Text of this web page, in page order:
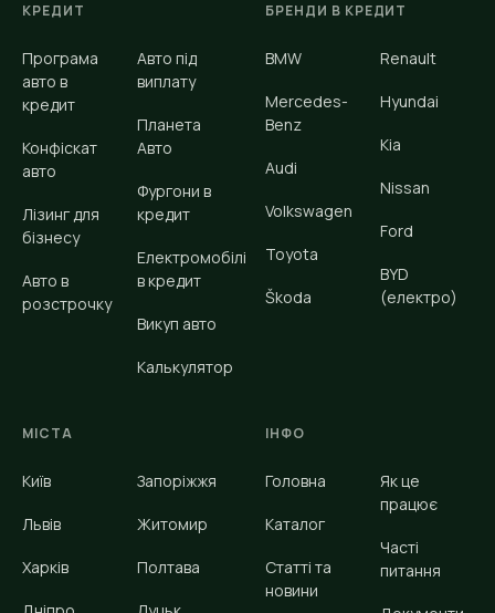
КРЕДИТ
Програма
авто в
кредит
Конфіскат
авто
Лізинг для
бізнесу
Авто в
розстрочку
Авто під
виплату
Планета
Авто
Фургони в
кредит
Електромобілі
в кредит
Викуп авто
Калькулятор
БРЕНДИ В КРЕДИТ
BMW
Mercedes-
Benz
Audi
Volkswagen
Toyota
Škoda
Renault
Hyundai
Kia
Nissan
Ford
BYD
(електро)
МІСТА
Київ
Львів
Харків
Запоріжжя
Житомир
Полтава
ІНФО
Головна
Каталог
Статті та
новини
Як це
працює
Часті
питання